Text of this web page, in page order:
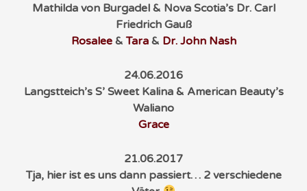
Mathilda von Burgadel & Nova Scotia’s Dr. Carl
Friedrich Gauß
Rosalee&Tara& Dr. John Nash
24.06.2016
Langstteich’s S’ Sweet Kalina & American Beauty’s
Waliano
Grace
21.06.2017
Tja, hier ist es uns dann passiert… 2 verschiedene